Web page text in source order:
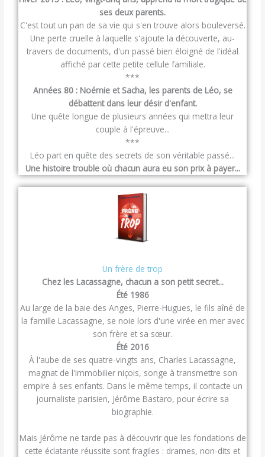
ses deux parents.
C'est tout un pan de sa vie qui s'en trouve alors bouleversé.
Une perte cruelle à laquelle s'ajoute la découverte, au-
travers de documents, d'un passé bien éloigné de l'idéal
affiché par cette petite cellule familiale.
***
Années 80 : Noémie et Sacha, les parents de Léo, se
débattent dans leur désir d'enfant.
Une quête longue de plusieurs années qui mettra leur
couple à l'épreuve...
***
Léo part en quête des secrets de son véritable passé...
Une histoire trouble où chacun aura eu son prix à payer...
Un frère de trop
Chez les Lacassagne, chacun a son petit secret...
Été 1986
Au large de la baie des Anges, Pierre-Hugues, le fils aîné de
la famille Lacassagne, se noie lors d'une virée en mer avec
son frère et sa sœur.
Été 2016
À l'aube de ses quatre-vingts ans, Charles Lacassagne,
magnat de l'immobilier niçois, songe à transmettre son
empire à ses enfants. Dans le même temps, il contacte un
journaliste parisien, Jérôme Bastaro, pour écrire sa
biographie.
Mais Jérôme ne tarde pas à découvrir que les fondations de
cette éclatante réussite sont fragiles : drames, non-dits et